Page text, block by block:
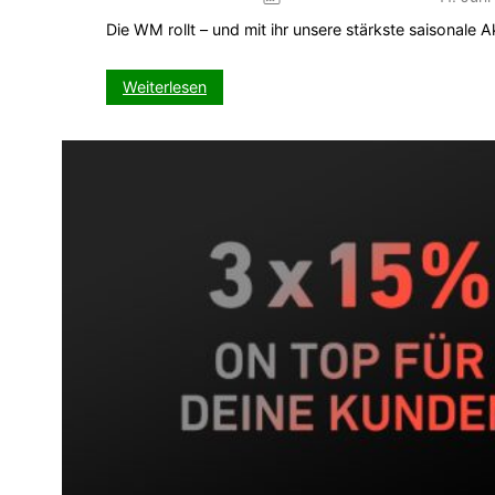
Die WM rollt – und mit ihr unsere stärkste saisonale
Weiterlesen:
WM-
Push
auf
VISIT-